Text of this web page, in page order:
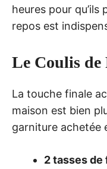
heures pour
repos est
Le Coulis de
La touche finale
maison est bien
garniture achetée
2 tasses